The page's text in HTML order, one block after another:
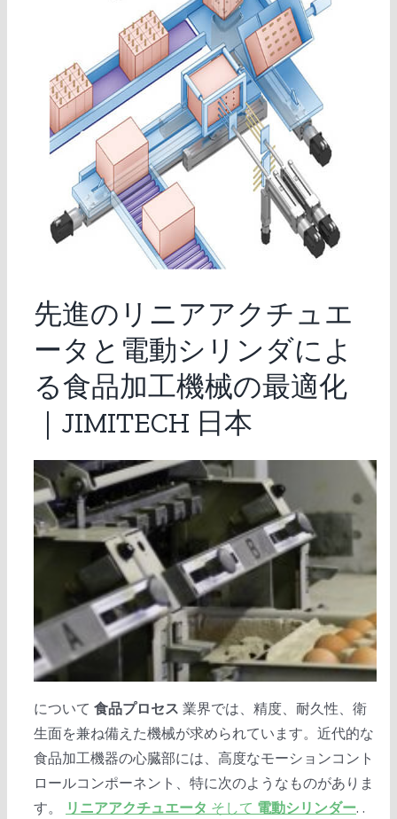
先進のリニアアクチュエ
ータと電動シリンダによ
る食品加工機械の最適化
｜JIMITECH 日本
について 食品プロセス 業界では、精度、耐久性、衛
生面を兼ね備えた機械が求められています。近代的な
食品加工機器の心臓部には、高度なモーションコント
ロールコンポーネント、特に次のようなものがありま
す。
リニアアクチュエータ そして 電動シリンダー. .